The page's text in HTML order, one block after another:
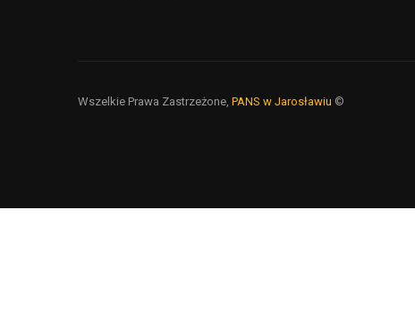
Wszelkie Prawa Zastrzeżone, PANS w Jarosławiu ©